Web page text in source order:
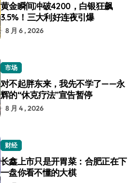
黄金瞬间冲破4200，白银狂飙
3.5%！三大利好连夜引爆
8 月 6 , 2026
市场
对不起胖东来，我先不学了——永
辉的“休克疗法”宣告暂停
8 月 4 , 2026
财经
长鑫上市只是开胃菜：合肥正在下
一盘你看不懂的大棋